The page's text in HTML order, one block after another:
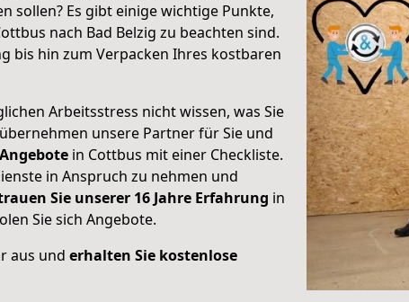
sollen? Es gibt einige wichtige Punkte,
nach Bad Belzig zu beachten sind.
bis hin zum Verpacken Ihres kostbaren
Arbeitsstress nicht wissen, was Sie
unsere Partner für Sie und
in Cottbus mit einer Checkliste.
in Anspruch zu nehmen und
Sie unserer 16 Jahre Erfahrung in
Sie sich Angebote.
aus und erhalten Sie kostenlose